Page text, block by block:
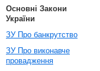
Основні Закони
України
ЗУ Про банкрутство
ЗУ Про виконавче
провадження